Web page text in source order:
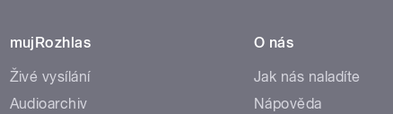
mujRozhlas
Živé vysílání
Audioarchiv
O nás
Jak nás naladíte
Nápověda